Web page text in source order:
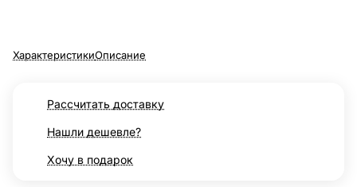
ХарактеристикиОписание
Рассчитать доставку
Нашли дешевле?
Хочу в подарок